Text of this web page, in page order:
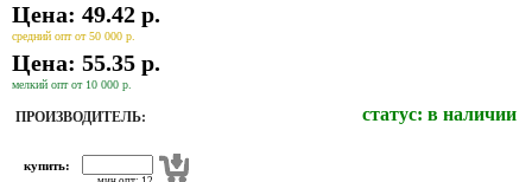
Цена: 49.42 р.
средний опт от 50 000 р.
Цена: 55.35 р.
мелкий опт от 10 000 р.
ПРОИЗВОДИТЕЛЬ: статус: в наличии
купить: